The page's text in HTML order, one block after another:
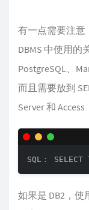
有一点需要注意
DBMS 中使用的
PostgreSQL、
而且需要放到
Server 和
SQL：
如果是 DB2，使